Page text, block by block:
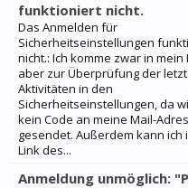
funktioniert nicht.
Das Anmelden für
Sicherheitseinstellungen
nicht.: Ich komme zwar in mein
aber zur Überprüfung der
Aktivitäten in den
Sicherheitseinstellungen, da
kein Code an meine Mail-
gesendet. Außerdem kann ich
Link des...
Anmeldung unmöglich: